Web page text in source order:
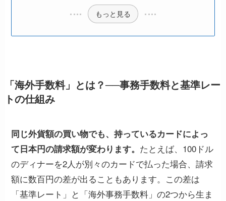
もっと見る
「海外手数料」とは？──事務手数料と基準レー
トの仕組み
同じ外貨額の買い物でも、持っているカードによっ
て日本円の請求額が変わります。 たとえば、100ドル
のディナーを2人が別々のカードで払った場合、請求
額に数百円の差が出ることもあります。この差は
「基準レート」と「海外事務手数料」の2つから生ま